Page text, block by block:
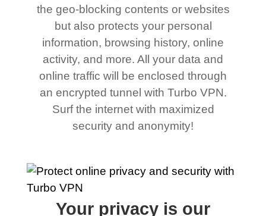
the geo-blocking contents or websites
but also protects your personal
information, browsing history, online
activity, and more. All your data and
online traffic will be enclosed through
an encrypted tunnel with Turbo VPN.
Surf the internet with maximized
security and anonymity!
Your privacy is our